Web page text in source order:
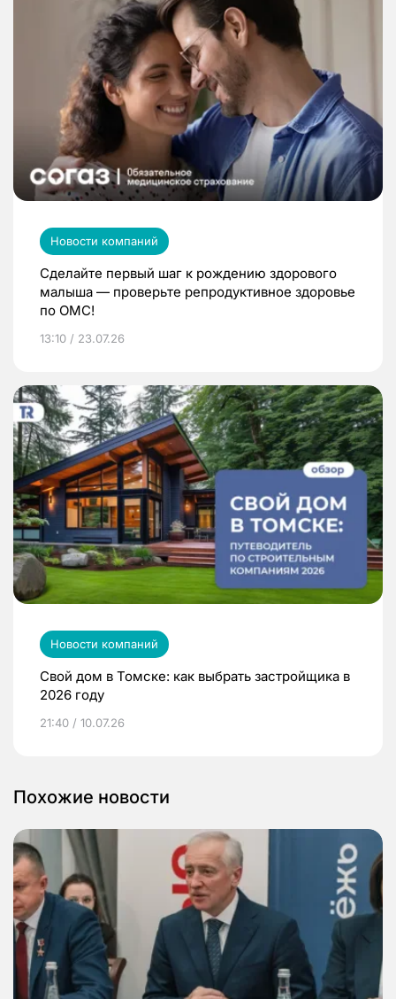
Новости компаний
Сделайте первый шаг к рождению здорового
малыша — проверьте репродуктивное здоровье
по ОМС!
13:10 / 23.07.26
Новости компаний
Свой дом в Томске: как выбрать застройщика в
2026 году
21:40 / 10.07.26
Похожие новости